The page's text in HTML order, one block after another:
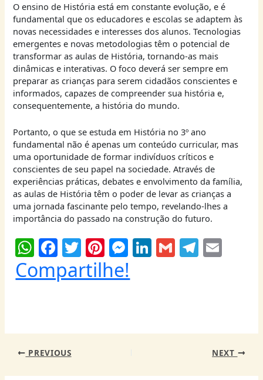
O ensino de História está em constante evolução, e é
fundamental que os educadores e escolas se adaptem às
novas necessidades e interesses dos alunos. Tecnologias
emergentes e novas metodologias têm o potencial de
transformar as aulas de História, tornando-as mais
dinâmicas e interativas. O foco deverá ser sempre em
preparar as crianças para serem cidadãos conscientes e
informados, capazes de compreender sua história e,
consequentemente, a história do mundo.
Portanto, o que se estuda em História no 3º ano
fundamental não é apenas um conteúdo curricular, mas
uma oportunidade de formar indivíduos críticos e
conscientes de seu papel na sociedade. Através de
experiências práticas, debates e envolvimento da família,
as aulas de História têm o poder de levar as crianças a
uma jornada fascinante pelo tempo, revelando-lhes a
importância do passado na construção do futuro.
W
h
at
p
p
F
a
c
o
o
T
w
itt
Pi
nt
er
M
ss
g
er
Li
n
G T
m
Compartilhe!
PREVIOUS NEXT